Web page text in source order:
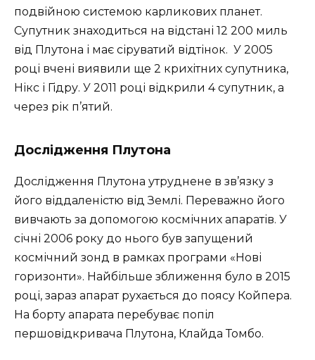
подвійною системою карликових планет.
Супутник знаходиться на відстані 12 200 миль
від Плутона і має сіруватий відтінок. У 2005
році вчені виявили ще 2 крихітних супутника,
Нікс і Гідру. У 2011 році відкрили 4 супутник, а
через рік п’ятий.
Дослідження Плутона
Дослідження Плутона утруднене в зв’язку з
його віддаленістю від Землі. Переважно його
вивчають за допомогою космічних апаратів. У
січні 2006 року до нього був запущений
космічний зонд в рамках програми «Нові
горизонти». Найбільше зближення було в 2015
році, зараз апарат рухається до поясу Койпера.
На борту апарата перебуває попіл
першовідкривача Плутона, Клайда Томбо.